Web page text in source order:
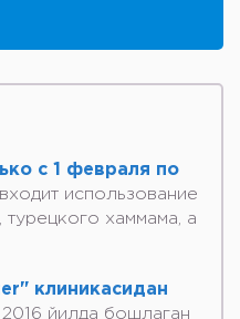
с 1 февраля по
использование
хаммама, а
клиникасидан
йилда бошлаган